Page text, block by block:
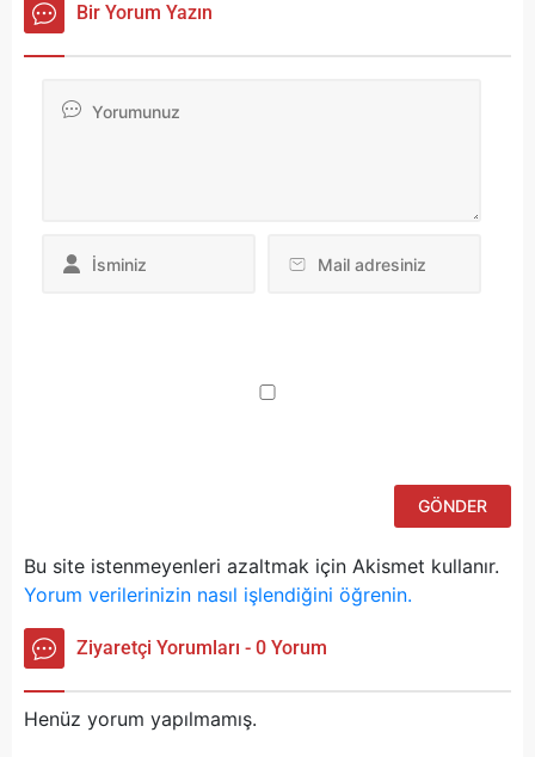
Bir Yorum Yazın
Bu site istenmeyenleri azaltmak için Akismet kullanır.
Yorum verilerinizin nasıl işlendiğini öğrenin.
Ziyaretçi Yorumları - 0 Yorum
Henüz yorum yapılmamış.